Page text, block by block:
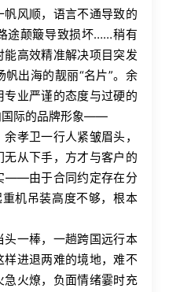
风顺，语言不通导致的
途颠簸导致损坏……稍有
高效精准解决项目突发
出海的靓丽“名片”。余
业严谨的态度与过硬的
国际的品牌形象——
孝卫一行人紧皱眉头，
从下手，方才与客户的
­——由于合同约定存在分
机吊装高度不够，根本
一棒，一趟跨国远行本
进退两难的境地，难不
火燎，负面情绪霎时充